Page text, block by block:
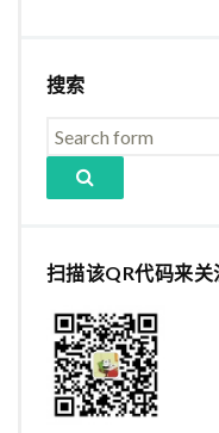
搜索
扫描该QR代码来关